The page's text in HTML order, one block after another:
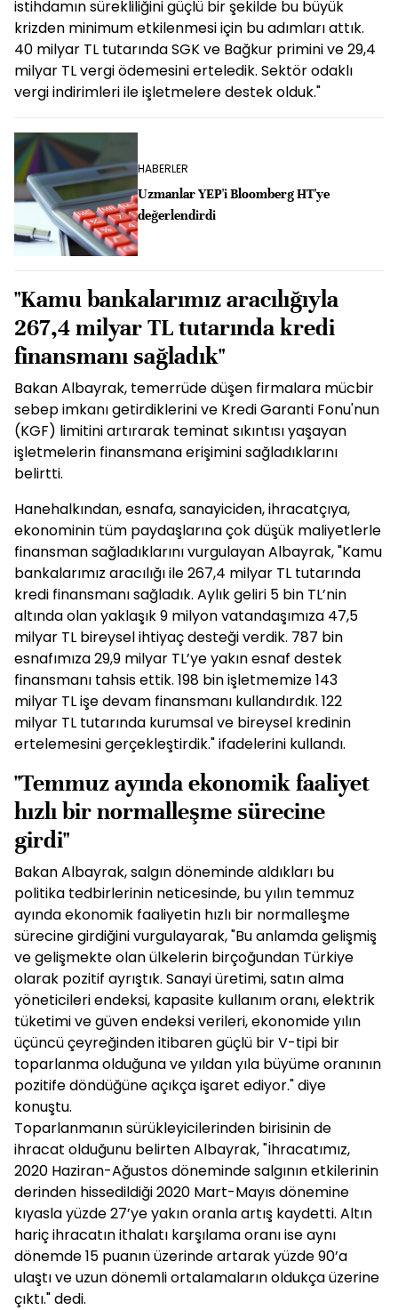
ödeneği ile işçilerimize destekte bulunduk. Böylece
istihdamın sürekliliğini güçlü bir şekilde bu büyük
krizden minimum etkilenmesi için bu adımları attık.
40 milyar TL tutarında SGK ve Bağkur primini ve 29,4
milyar TL vergi ödemesini erteledik. Sektör odaklı
vergi indirimleri ile işletmelere destek olduk."
HABERLER
Uzmanlar YEP'i Bloomberg HT'ye
değerlendirdi
"Kamu bankalarımız aracılığıyla
267,4 milyar TL tutarında kredi
finansmanı sağladık"
Bakan Albayrak, temerrüde düşen firmalara mücbir
sebep imkanı getirdiklerini ve Kredi Garanti Fonu'nun
(KGF) limitini artırarak teminat sıkıntısı yaşayan
işletmelerin finansmana erişimini sağladıklarını
Hanehalkından, esnafa, sanayiciden, ihracatçıya,
ekonominin tüm paydaşlarına çok düşük maliyetlerle
finansman sağladıklarını vurgulayan Albayrak, "Kamu
bankalarımız aracılığı ile 267,4 milyar TL tutarında
kredi finansmanı sağladık. Aylık geliri 5 bin TL’nin
altında olan yaklaşık 9 milyon vatandaşımıza 47,5
milyar TL bireysel ihtiyaç desteği verdik. 787 bin
esnafımıza 29,9 milyar TL’ye yakın esnaf destek
finansmanı tahsis ettik. 198 bin işletmemize 143
milyar TL işe devam finansmanı kullandırdık. 122
milyar TL tutarında kurumsal ve bireysel kredinin
"Temmuz ayında ekonomik faaliyet
hızlı bir normalleşme sürecine
girdi"
Bakan Albayrak, salgın döneminde aldıkları bu
politika tedbirlerinin neticesinde, bu yılın temmuz
ayında ekonomik faaliyetin hızlı bir normalleşme
sürecine girdiğini vurgulayarak, "Bu anlamda gelişmiş
ve gelişmekte olan ülkelerin birçoğundan Türkiye
olarak pozitif ayrıştık. Sanayi üretimi, satın alma
yöneticileri endeksi, kapasite kullanım oranı, elektrik
tüketimi ve güven endeksi verileri, ekonomide yılın
üçüncü çeyreğinden itibaren güçlü bir V-tipi bir
toparlanma olduğuna ve yıldan yıla büyüme oranının
pozitife döndüğüne açıkça işaret ediyor." diye
konuştu.
Toparlanmanın sürükleyicilerinden birisinin de
ihracat olduğunu belirten Albayrak, "İhracatımız,
2020 Haziran-Ağustos döneminde salgının etkilerinin
derinden hissedildiği 2020 Mart-Mayıs dönemine
kıyasla yüzde 27’ye yakın oranla artış kaydetti. Altın
hariç ihracatın ithalatı karşılama oranı ise aynı
dönemde 15 puanın üzerinde artarak yüzde 90’a
ulaştı ve uzun dönemli ortalamaların oldukça üzerine